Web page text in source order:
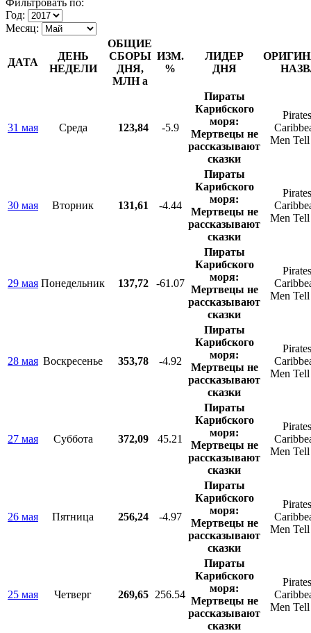
Фильтровать по:
Год:
Месяц:
ДАТА
ДЕНЬ
НЕДЕЛИ
ОБЩИЕ
СБОРЫ
ДНЯ,
МЛНa
ИЗМ.
%
ЛИДЕР
ДНЯ
31 мая Среда 123,84 -5.9
Пираты
Карибского
моря:
Мертвецы не
рассказывают
сказки
Men
30 мая Вторник 131,61 -4.44
Пираты
Карибского
моря:
Мертвецы не
рассказывают
сказки
Men
29 мая Понедельник 137,72 -61.07
Пираты
Карибского
моря:
Мертвецы не
рассказывают
сказки
Men
28 мая Воскресенье 353,78 -4.92
Пираты
Карибского
моря:
Мертвецы не
рассказывают
сказки
Men
27 мая Суббота 372,09 45.21
Пираты
Карибского
моря:
Мертвецы не
рассказывают
сказки
Men
26 мая Пятница 256,24 -4.97
Пираты
Карибского
моря:
Мертвецы не
рассказывают
сказки
Men
25 мая Четверг 269,65 256.54
Пираты
Карибского
моря:
Мертвецы не
рассказывают
сказки
Men